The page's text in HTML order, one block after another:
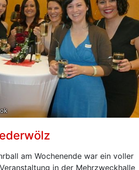
am Wochenende war ein voller
in der Mehrzweckhalle